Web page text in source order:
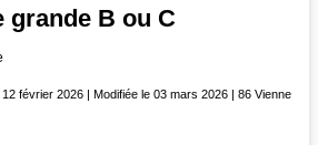
grande B ou C
février 2026 | Modifiée le 03 mars 2026 | 86 Vienne